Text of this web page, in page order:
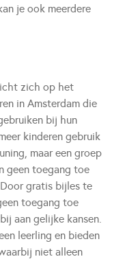
je ook meerdere
zich op het
in Amsterdam die
bij hun
kinderen gebruik
maar een groep
geen toegang toe
gratis bijles te
toegang toe
aan gelijke kansen.
leerling en bieden
niet alleen